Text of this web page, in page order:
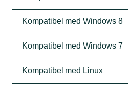
Kompatibel med Windows 8
Kompatibel med Windows 7
Kompatibel med Linux